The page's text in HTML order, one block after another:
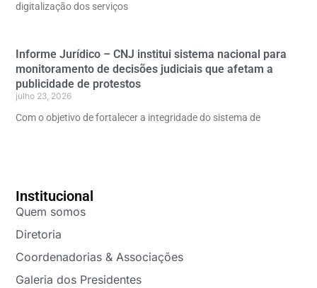
digitalização dos serviços
Informe Jurídico – CNJ institui sistema nacional para
monitoramento de decisões judiciais que afetam a
publicidade de protestos
julho 23, 2026
Com o objetivo de fortalecer a integridade do sistema de
Institucional
Quem somos
Diretoria
Coordenadorias & Associações
Galeria dos Presidentes